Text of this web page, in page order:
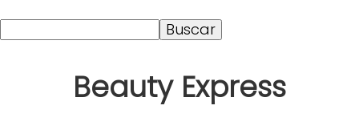
Beauty Express